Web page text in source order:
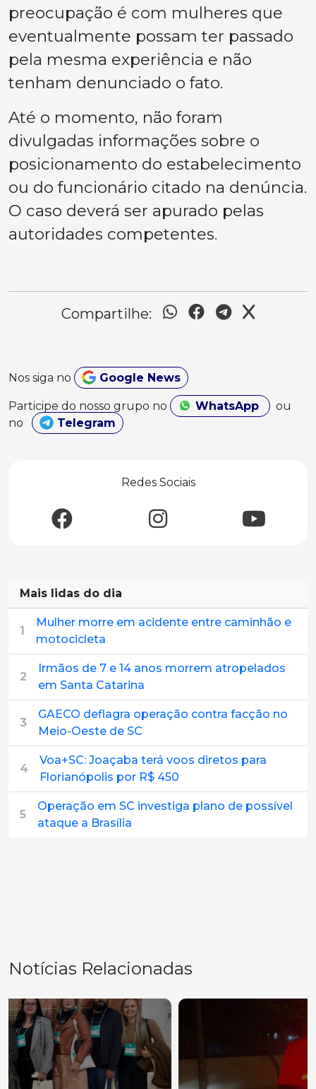
preocupação é com mulheres que
eventualmente possam ter passado
pela mesma experiência e não
tenham denunciado o fato.
Até o momento, não foram
divulgadas informações sobre o
posicionamento do estabelecimento
ou do funcionário citado na denúncia.
O caso deverá ser apurado pelas
autoridades competentes.
Compartilhe:
Nos siga no Google News
Participe do nosso grupo no WhatsApp
ou
no
Telegram
Redes Sociais
Mais lidas do dia
1
Mulher morre em acidente entre caminhão e
motocicleta
2
Irmãos de 7 e 14 anos morrem atropelados
em Santa Catarina
3
GAECO deflagra operação contra facção no
Meio-Oeste de SC
4
Voa+SC: Joaçaba terá voos diretos para
Florianópolis por R$ 450
5
Operação em SC investiga plano de possível
ataque a Brasília
Notícias Relacionadas